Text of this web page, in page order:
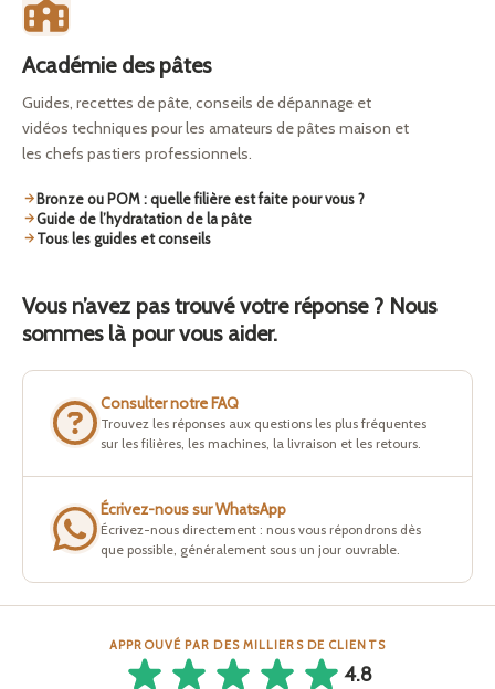
Académie des pâtes
Guides, recettes de pâte, conseils de dépannage et
vidéos techniques pour les amateurs de pâtes maison et
les chefs pastiers professionnels.
Bronze ou POM : quelle filière est faite pour vous ?
Guide de l’hydratation de la pâte
Tous les guides et conseils
Vous n’avez pas trouvé votre réponse ? Nous
sommes là pour vous aider.
Consulter notre FAQ
Trouvez les réponses aux questions les plus fréquentes
sur les filières, les machines, la livraison et les retours.
Écrivez-nous sur WhatsApp
Écrivez-nous directement : nous vous répondrons dès
que possible, généralement sous un jour ouvrable.
APPROUVÉ PAR DES MILLIERS DE CLIENTS
4.8